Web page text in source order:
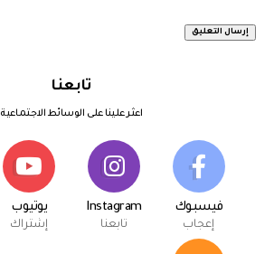
تابعنا
اعثر علينا على الوسائط الاجتماعية
فيسبوك
إعجاب
Instagram
تابعنا
يوتيوب
إشتراك